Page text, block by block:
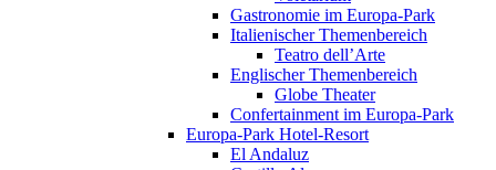
Gastronomie im Europa-Park
Italienischer Themenbereich
Teatro dell’Arte
Englischer Themenbereich
Globe Theater
Confertainment im Europa-Park
Europa-Park Hotel-Resort
El Andaluz